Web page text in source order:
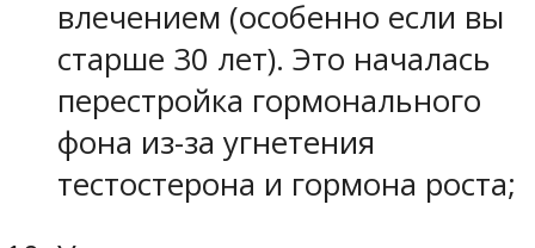
влечением (особенно если вы
старше 30 лет). Это началась
перестройка гормонального
фона из-за угнетения
тестостерона и гормона роста;